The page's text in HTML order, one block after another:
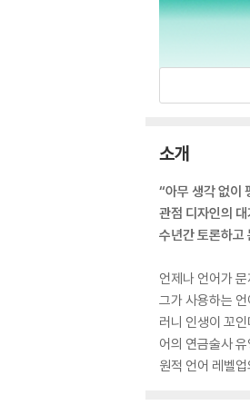
소개
“아무 생각 없이
관점 디자인의
수년간 토론하고
언제나 언어가
그가 사용하는
러니 인생이 꼬
어의 연금술사
원적 언어 레벨